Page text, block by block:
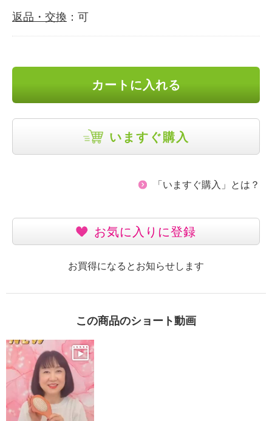
返品・交換 ：可
カートに入れる
いますぐ購入
「いますぐ購入」とは？
お気に入りに登録
お買得になるとお知らせします
この商品のショート動画